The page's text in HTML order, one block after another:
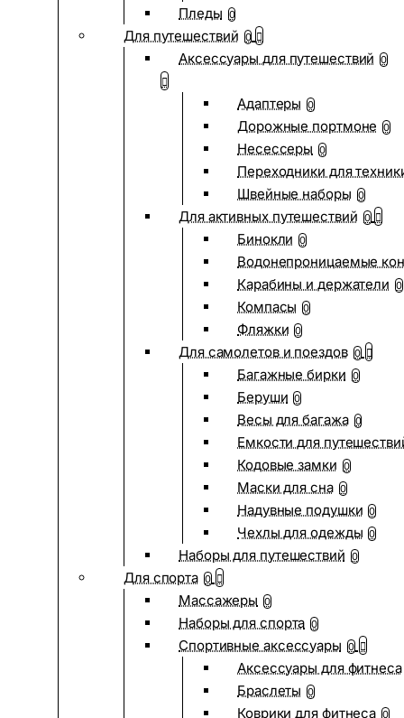
Пледы 0
Для путешествий 0
Аксессуары для путешествий 0
Адаптеры 0
Дорожные портмоне 0
Несессеры 0
Переходники для
Швейные наборы 0
Для активных путешествий 0
Бинокли 0
Водонепроницаемые
Карабины и держатели 0
Компасы 0
Фляжки 0
Для самолетов и поездов 0
Багажные бирки 0
Беруши 0
Весы для багажа 0
Емкости для
Кодовые замки 0
Маски для сна 0
Надувные подушки 0
Чехлы для одежды 0
Наборы для путешествий 0
Для спорта 0
Массажеры 0
Наборы для спорта 0
Спортивные аксессуары 0
Аксессуары для фитнеса
Браслеты 0
Коврики для фитнеса 0